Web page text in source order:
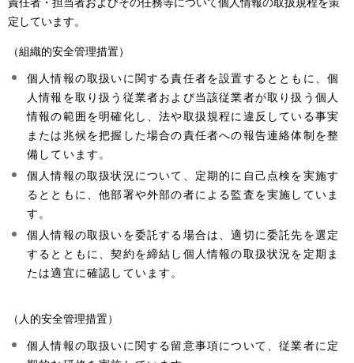
定しています。
（組織的安全管理措置）
個人情報の取扱いに関する責任者を設置するとともに、個
人情報を取り扱う従業者および当該従業者が取り扱う個人
情報の範囲を明確化し、法や取扱規程に違反している事実
または兆候を把握した場合の責任者への報告連絡体制を整
備しています。
個人情報の取扱状況について、定期的に自己点検を実施す
るとともに、他部署や外部の者による監査を実施していま
す。
個人情報の取扱いを委託する場合は、適切に委託先を選定
するとともに、契約を締結し個人情報の取扱状況を定期ま
たは適宜に確認しています。
（人的安全管理措置）
個人情報の取扱いに関する留意事項について、従業者に定